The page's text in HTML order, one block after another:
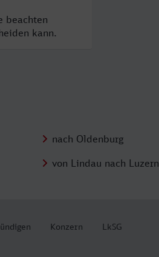
beachten
kann.
nach Oldenburg
von Lindau nach Luzern
Konzern LkSG